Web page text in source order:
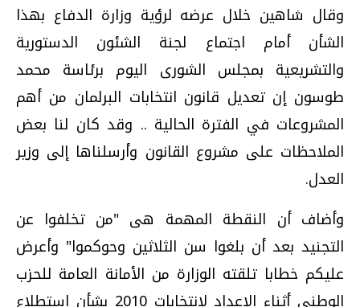
وقال شاهين خلال عرضه لرؤية وزارة الدفاع بهذا
الشأن أمام اجتماع لجنة الشئون الدستورية
والتشريعية بمجلس الشورى اليوم برئاسة محمد
طوسون إن تعديل قانون انتخابات البرلمان من أهم
المشروعات في الفترة الحالية .. وقد كان لنا بعض
الملاحظات على مشروع القانون وأرسلناها إلى وزير
العدل.
وأضاف أن النقطة المهمة هى "من تخلفوا عن
التجنيد بعد أن بلغوا سن الثلاثين وحوكموا" وأعرض
عليكم خطابا تلقته الوزارة من الأمانة العامة للحزب
الوطنى أثناء الإعداد لانتخابات 2010 بشأن استطلاع